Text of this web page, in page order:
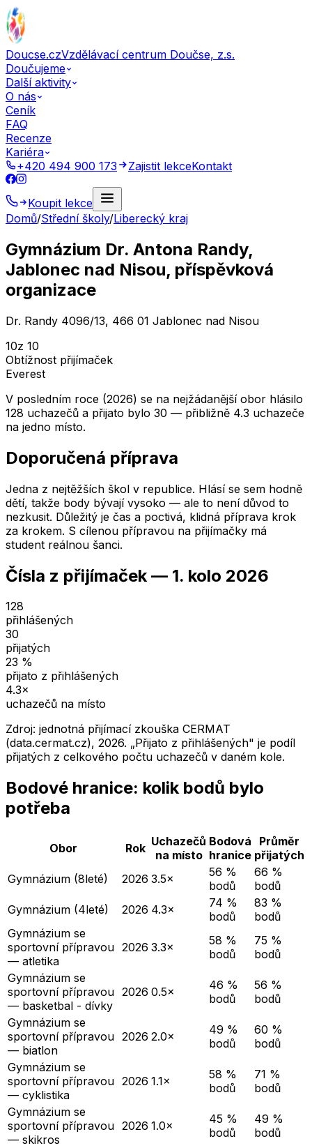
Doucse.czVzdělávací centrum Doučse, z.s.
Doučujeme
Další aktivity
O nás
Ceník
FAQ
Recenze
Kariéra
+420 494 900 173
Zajistit lekceKontakt
Koupit lekce
Domů/Střední školy/Liberecký kraj
Gymnázium Dr. Antona Randy,
Jablonec nad Nisou, příspěvková
organizace
Dr. Randy 4096/13, 466 01 Jablonec nad Nisou
10z 10
Obtížnost přijímaček
Everest
V posledním roce (2026) se na nejžádanější obor hlásilo
128 uchazečů a přijato bylo 30 — přibližně 4.3 uchazeče
na jedno místo.
Doporučená příprava
Jedna z nejtěžších škol v republice. Hlásí se sem hodně
dětí, takže body bývají vysoko — ale to není důvod to
nezkusit. Důležitý je čas a poctivá, klidná příprava krok
za krokem. S cílenou přípravou na přijímačky má
student reálnou šanci.
Čísla z přijímaček — 1. kolo 2026
128
přihlášených
30
přijatých
23 %
přijato z přihlášených
4.3×
uchazečů na místo
Zdroj: jednotná přijímací zkouška CERMAT
(data.cermat.cz), 2026. „Přijato z přihlášených" je podíl
přijatých z celkového počtu uchazečů v daném kole.
Bodové hranice: kolik bodů bylo
potřeba
Obor Rok Uchazečů
na místo
Bodová
hranice
Průměr
přijatých
Gymnázium (8leté)
2026 3.5×
56 %
bodů
66 %
bodů
Gymnázium (4leté)
2026 4.3×
74 %
bodů
83 %
bodů
Gymnázium se
sportovní přípravou
— atletika
2026 3.3×
58 %
bodů
75 %
bodů
Gymnázium se
sportovní přípravou
— basketbal - dívky
2026 0.5×
46 %
bodů
56 %
bodů
Gymnázium se
sportovní přípravou
— biatlon
2026 2.0×
49 %
bodů
60 %
bodů
Gymnázium se
sportovní přípravou
— cyklistika
2026 1.1×
58 %
bodů
71 %
bodů
Gymnázium se
sportovní přípravou
— skikros
2026 1.0×
45 %
bodů
49 %
bodů